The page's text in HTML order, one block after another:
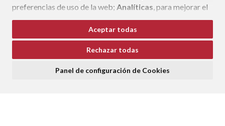
preferencias de uso de la web; Analíticas, para mejorar el
funcionamiento de la web y sus servicios.
Si acepta pulsando el botón“Aceptar todas”
consideramos que acepta su uso. Si pulsa el botón
ninguna acción, se guardarán las cookies técnicas
Aceptar todas
Rechazar todas
Panel de configuración de Cookies